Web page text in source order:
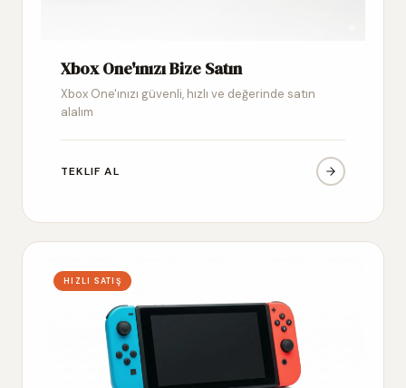
Xbox One'ınızı Bize Satın
Xbox One'ınızı güvenli, hızlı ve değerinde satın
alalım
TEKLIF AL
HIZLI SATIŞ